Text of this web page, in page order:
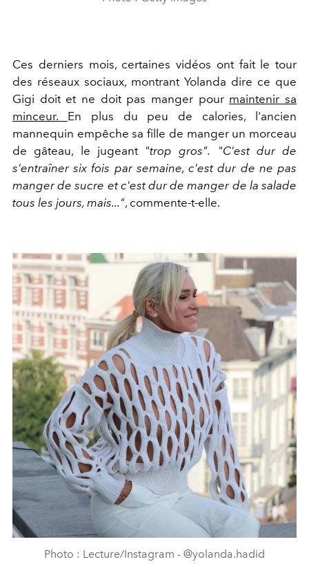
Ces derniers mois, certaines vidéos ont fait le tour
des réseaux sociaux, montrant Yolanda dire ce que
Gigi doit et ne doit pas manger pour maintenir sa
minceur. En plus du peu de calories, l'ancien
mannequin empêche sa fille de manger un morceau
de gâteau, le jugeant "trop gros".
"C'est dur de
s'entraîner six fois par semaine, c'est dur de ne pas
manger de sucre et c'est dur de manger de la salade
tous les jours, mais...", commente-t-elle.
Photo : Lecture/Instagram - @yolanda.hadid